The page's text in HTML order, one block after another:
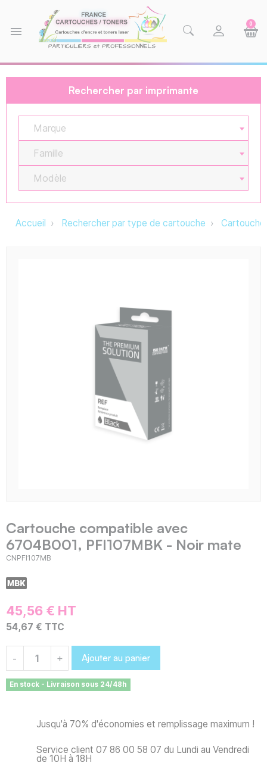
menu
0
Rechercher par imprimante
Marque
Famille
Modèle
Accueil Rechercher par type de cartouche
Cartouche compatible avec
6704B001, PFI107MBK - Noir mate
CNPFI107MB
45,56 € HT
54,67 € TTC
- + Ajouter au panier
En stock - Livraison sous 24/48h
Jusqu'à 70% d'économies et remplissage maximum !
Service client 07 86 00 58 07 du Lundi au Vendredi
de 10H à 18H